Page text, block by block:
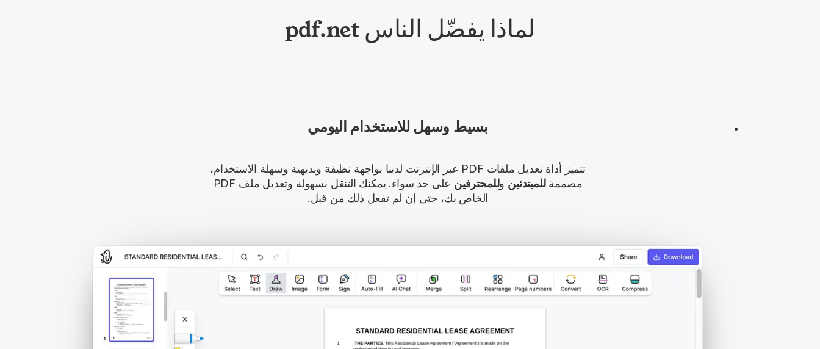
لماذا يفضّل الناس pdf.net
بسيط وسهل للاستخدام اليومي
تتميز أداة تعديل ملفات PDF عبر الإنترنت لدينا بواجهة نظيفة وبديهية وسهلة الاستخدام،
مصممةللمبتدئين وللمحترفين
على حد سواء. يمكنك التنقل بسهولة وتعديل ملف PDF
الخاص بك، حتى إن لم تفعل ذلك من قبل.